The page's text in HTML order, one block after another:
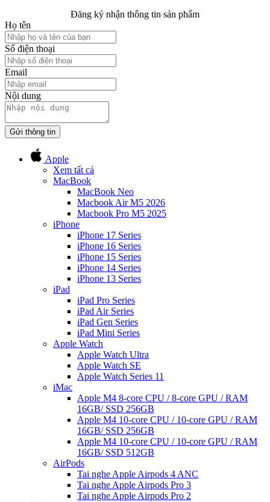
Đăng ký nhận thông tin sản phẩm
Họ tên
Số điện thoại
Email
Nội dung
Gửi thông tin
Apple
Xem tất cả
MacBook
MacBook Neo
Macbook Air M5 2026
Macbook Pro M5 2025
iPhone
iPhone 17 Series
iPhone 16 Series
iPhone 15 Series
iPhone 14 Series
iPhone 13 Series
iPad
iPad Pro Series
iPad Air Series
iPad Gen Series
iPad Mini Series
Apple Watch
Apple Watch Ultra
Apple Watch SE
Apple Watch Series 11
iMac
Apple M4 8-core CPU / 8-core GPU / RAM
16GB/ SSD 256GB
Apple M4 10-core CPU / 10-core GPU / RAM
16GB/ SSD 256GB
Apple M4 10-core CPU / 10-core GPU / RAM
16GB/ SSD 512GB
AirPods
Tai nghe Apple Airpods 4 ANC
Tai nghe Apple Airpods Pro 3
Tai nghe Apple Airpods Pro 2